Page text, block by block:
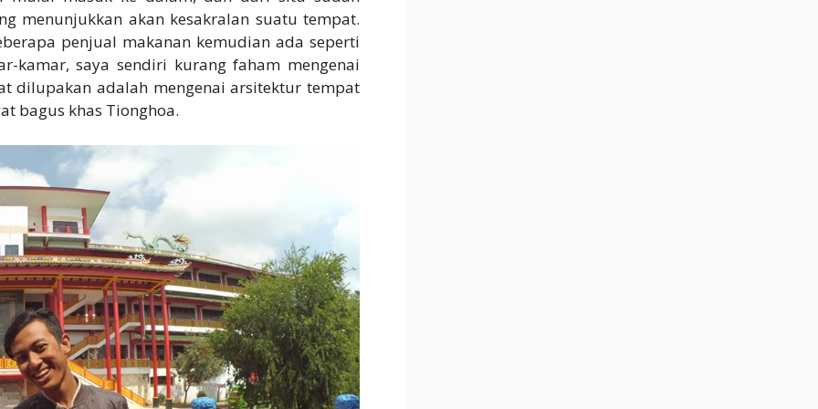
menunjukkan akan kesakralan suatu tempat.
penjual makanan kemudian ada seperti
kamar, saya sendiri kurang faham mengenai
dilupakan adalah mengenai arsitektur tempat
bagus khas Tionghoa.